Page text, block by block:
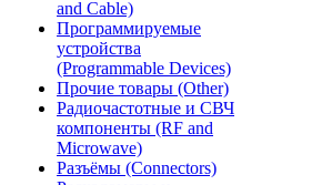
and Cable)
Программируемые
устройства
(Programmable Devices)
Прочие товары (Other)
Радиочастотные и СВЧ
компоненты (RF and
Microwave)
Разъёмы (Connectors)